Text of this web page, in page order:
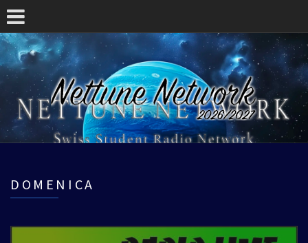
DOMENICA